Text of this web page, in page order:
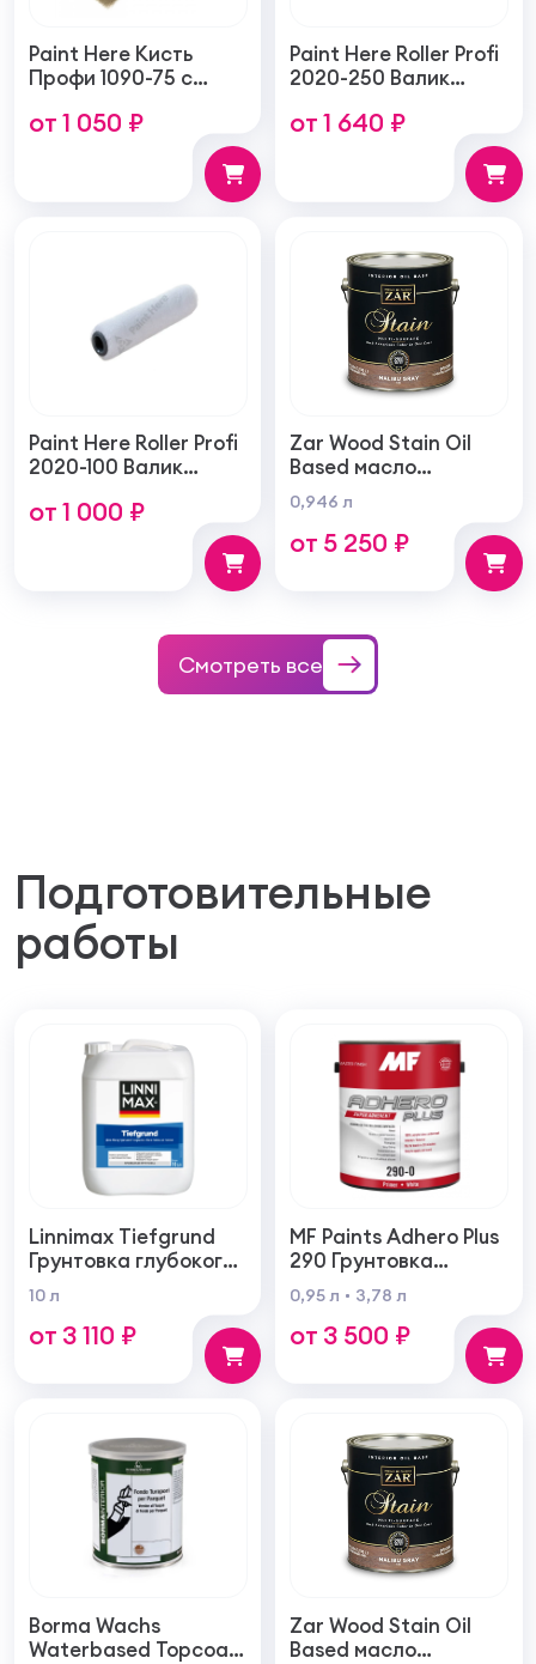
Paint Here Кисть
Профи 1090-75 с
щетиной плоская
от 1 050 ₽
Paint Here Roller Profi
2020-250 Валик
тонкую гладкую
структуру покрытия
от 1 640 ₽
Paint Here Roller Profi
2020-100 Валик
тонкую гладкую
структуру покрытия
от 1 000 ₽
Zar Wood Stain Oil
Based масло
тонирующая по
дереву
0,946 л
от 5 250 ₽
Смотреть все
Подготовительные
работы
Linnimax Tiefgrund
Грунтовка глубокого
проникновения для
внутренних и
наружных работ
10 л
от 3 110 ₽
MF Paints Adhero Plus
290 Грунтовка
высшего качества из
100% акрилового
латекса для
0,95 л 3,78 л
от 3 500 ₽
Borma Wachs
Waterbased Topcoat
Zar Wood Stain Oil
Based масло